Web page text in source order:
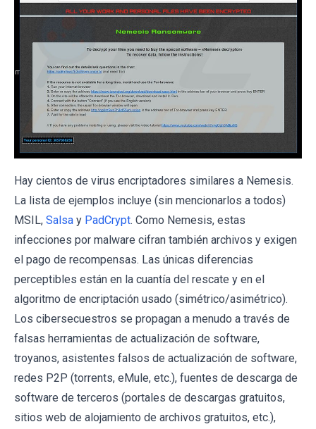
Hay cientos de virus encriptadores similares a Nemesis.
La lista de ejemplos incluye (sin mencionarlos a todos)
MSIL, Salsa y PadCrypt. Como Nemesis, estas
infecciones por malware cifran también archivos y exigen
el pago de recompensas. Las únicas diferencias
perceptibles están en la cuantía del rescate y en el
algoritmo de encriptación usado (simétrico/asimétrico).
Los cibersecuestros se propagan a menudo a través de
falsas herramientas de actualización de software,
troyanos, asistentes falsos de actualización de software,
redes P2P (torrents, eMule, etc.), fuentes de descarga de
software de terceros (portales de descargas gratuitos,
sitios web de alojamiento de archivos gratuitos, etc.),